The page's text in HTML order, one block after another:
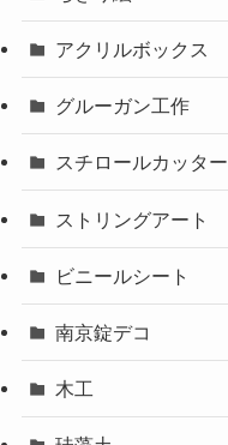
アクリルボックス
グルーガン工作
スチロールカッター
ストリングアート
ビニールシート
南京錠デコ
木工